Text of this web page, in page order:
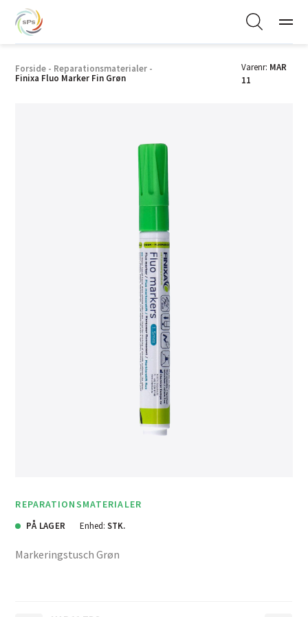
Forside - Reparationsmaterialer -
Finixa Fluo Marker Fin Grøn
Varenr: MAR
11
REPARATIONSMATERIALER
PÅ LAGER Enhed: STK.
Markeringstusch Grøn